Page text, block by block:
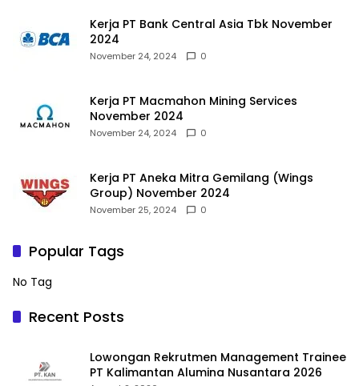
Kerja PT Bank Central Asia Tbk November
2024
November 24, 2024 0
Kerja PT Macmahon Mining Services
November 2024
November 24, 2024 0
Kerja PT Aneka Mitra Gemilang (Wings
Group) November 2024
November 25, 2024 0
Popular Tags
No Tag
Recent Posts
Lowongan Rekrutmen Management Trainee
PT Kalimantan Alumina Nusantara 2026